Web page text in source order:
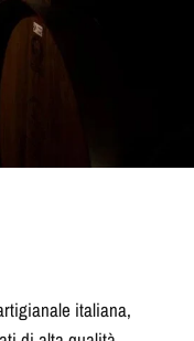
italiana,